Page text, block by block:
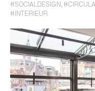
#SOCIALDESIGN
#INTERIEUR